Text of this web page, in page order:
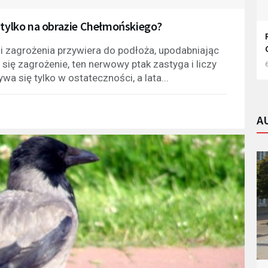
na obrazie Chełmońskiego?
przywiera do podłoża, upodabniając
zagrożenie, ten nerwowy ptak zastyga i liczy
się tylko w ostateczności, a lata...